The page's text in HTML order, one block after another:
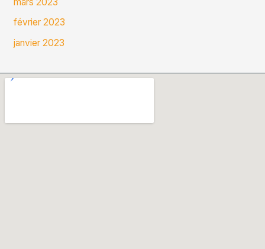
février 2023
janvier 2023